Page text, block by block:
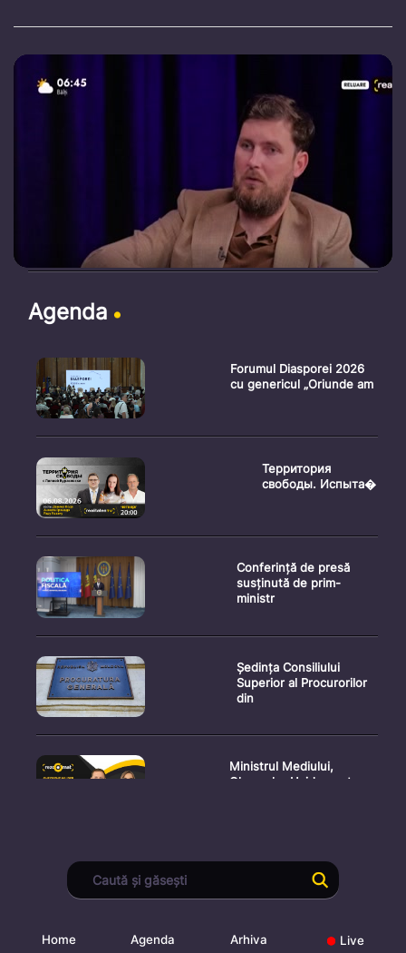
Agenda
Forumul Diasporei 2026
cu genericul „Oriunde am
Территория
свободы. Испыта�
Conferință de presă
susținută de prim-
ministr
Ședința Consiliului
Superior al Procurorilor
din
Ministrul Mediului,
Gheorghe Hajder, este
Consultări publice privind
proiectul de lege pent
Home Agenda Arhiva Live